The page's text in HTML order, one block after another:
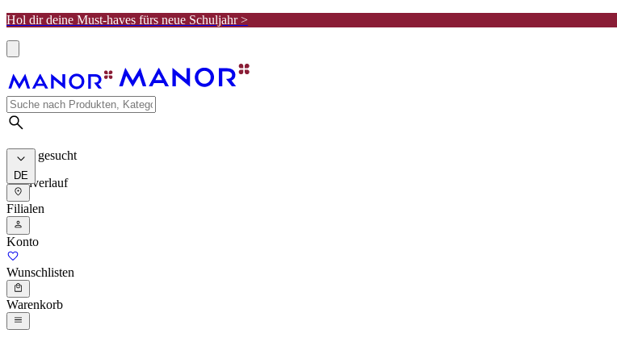
Hol dir deine Must-haves fürs neue Schuljahr >
Meist gesucht
Suchverlauf
DE
Filialen
Konto
Wunschlisten
Warenkorb